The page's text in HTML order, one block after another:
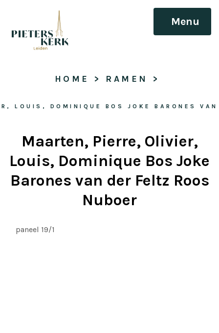
Menu
HOME > RAMEN >
LOUIS, DOMINIQUE BOS JOKE BARONES VAN
Maarten, Pierre, Olivier,
Louis, Dominique Bos Joke
Barones van der Feltz Roos
Nuboer
paneel 19/1